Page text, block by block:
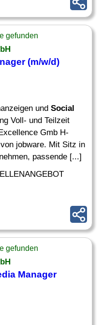
gefunden
(m/w/d)
und Social
Voll- und Teilzeit
Gmb H-
jobware. Mit Sitz in
passende [...]
gefunden
Manager